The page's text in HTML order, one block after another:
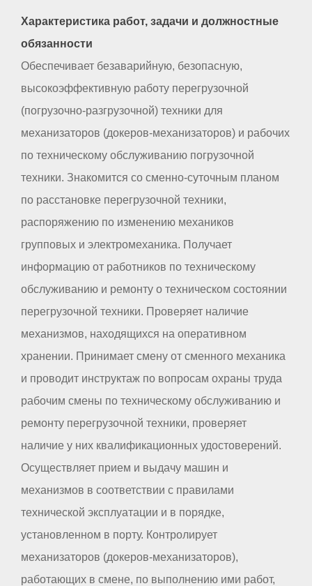
Характеристика работ, задачи и должностные
обязанности
Обеспечивает безаварийную, безопасную,
высокоэффективную работу перегрузочной
(погрузочно-разгрузочной) техники для
механизаторов (докеров-механизаторов) и рабочих
по техническому обслуживанию погрузочной
техники. Знакомится со сменно-суточным планом
по расстановке перегрузочной техники,
распоряжению по изменению механиков
групповых и электромеханика. Получает
информацию от работников по техническому
обслуживанию и ремонту о техническом состоянии
перегрузочной техники. Проверяет наличие
механизмов, находящихся на оперативном
хранении. Принимает смену от сменного механика
и проводит инструктаж по вопросам охраны труда
рабочим смены по техническому обслуживанию и
ремонту перегрузочной техники, проверяет
наличие у них квалификационных удостоверений.
Осуществляет прием и выдачу машин и
механизмов в соответствии с правилами
технической эксплуатации и в порядке,
установленном в порту. Контролирует
механизаторов (докеров-механизаторов),
работающих в смене, по выполнению ими работ,